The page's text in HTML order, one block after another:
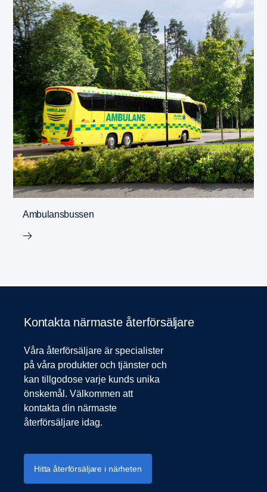
Ambulansbussen
Kontakta närmaste återförsäljare
Våra återförsäljare är specialister
på våra produkter och tjänster och
kan tillgodose varje kunds unika
önskemål. Välkommen att
kontakta din närmaste
återförsäljare idag.
Hitta återförsäljare i närheten